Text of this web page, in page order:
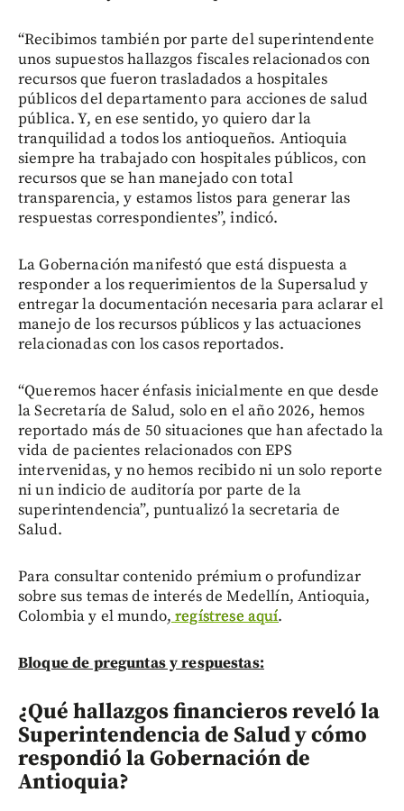
“Recibimos también por parte del superintendente
unos supuestos hallazgos fiscales relacionados con
recursos que fueron trasladados a hospitales
públicos del departamento para acciones de salud
pública. Y, en ese sentido, yo quiero dar la
tranquilidad a todos los antioqueños. Antioquia
siempre ha trabajado con hospitales públicos, con
recursos que se han manejado con total
transparencia, y estamos listos para generar las
respuestas correspondientes”, indicó.
La Gobernación manifestó que está dispuesta a
responder a los requerimientos de la Supersalud y
entregar la documentación necesaria para aclarar el
manejo de los recursos públicos y las actuaciones
relacionadas con los casos reportados.
“Queremos hacer énfasis inicialmente en que desde
la Secretaría de Salud, solo en el año 2026, hemos
reportado más de 50 situaciones que han afectado la
vida de pacientes relacionados con EPS
intervenidas, y no hemos recibido ni un solo reporte
ni un indicio de auditoría por parte de la
superintendencia”, puntualizó la secretaria de
Salud.
Para consultar contenido prémium o profundizar
sobre sus temas de interés de Medellín, Antioquia,
Colombia y el mundo, regístrese aquí.
Bloque de preguntas y respuestas:
¿Qué hallazgos financieros reveló la
Superintendencia de Salud y cómo
respondió la Gobernación de
Antioquia?